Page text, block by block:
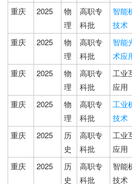
重庆
2025
物
理
高职专
科批
智能
技术
重庆 2025
物
理
高职专
科批
智能
术应
重庆 2025
物
理
高职专
科批
工业
应用
重庆 2025
物
理
高职专
科批
工业
技术
重庆 2025
历
史
高职专
科批
工业
应用
重庆 2025
历
史
高职专
科批
智能
技术